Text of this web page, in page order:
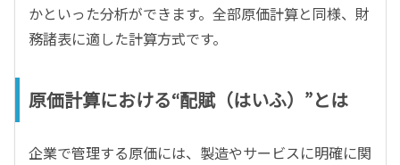
かといった分析ができます。全部原価計算と同様、財
務諸表に適した計算方式です。
原価計算における“配賦（はいふ）”とは
企業で管理する原価には、製造やサービスに明確に関